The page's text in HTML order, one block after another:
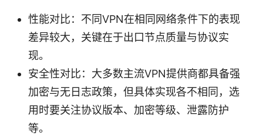
性能对比：不同VPN在相同网络条件下的表现
差异较大，关键在于出口节点质量与协议实
现。
安全性对比：大多数主流VPN提供商都具备强
加密与无日志政策，但具体实现各不相同，选
用时要关注协议版本、加密等级、泄露防护
等。